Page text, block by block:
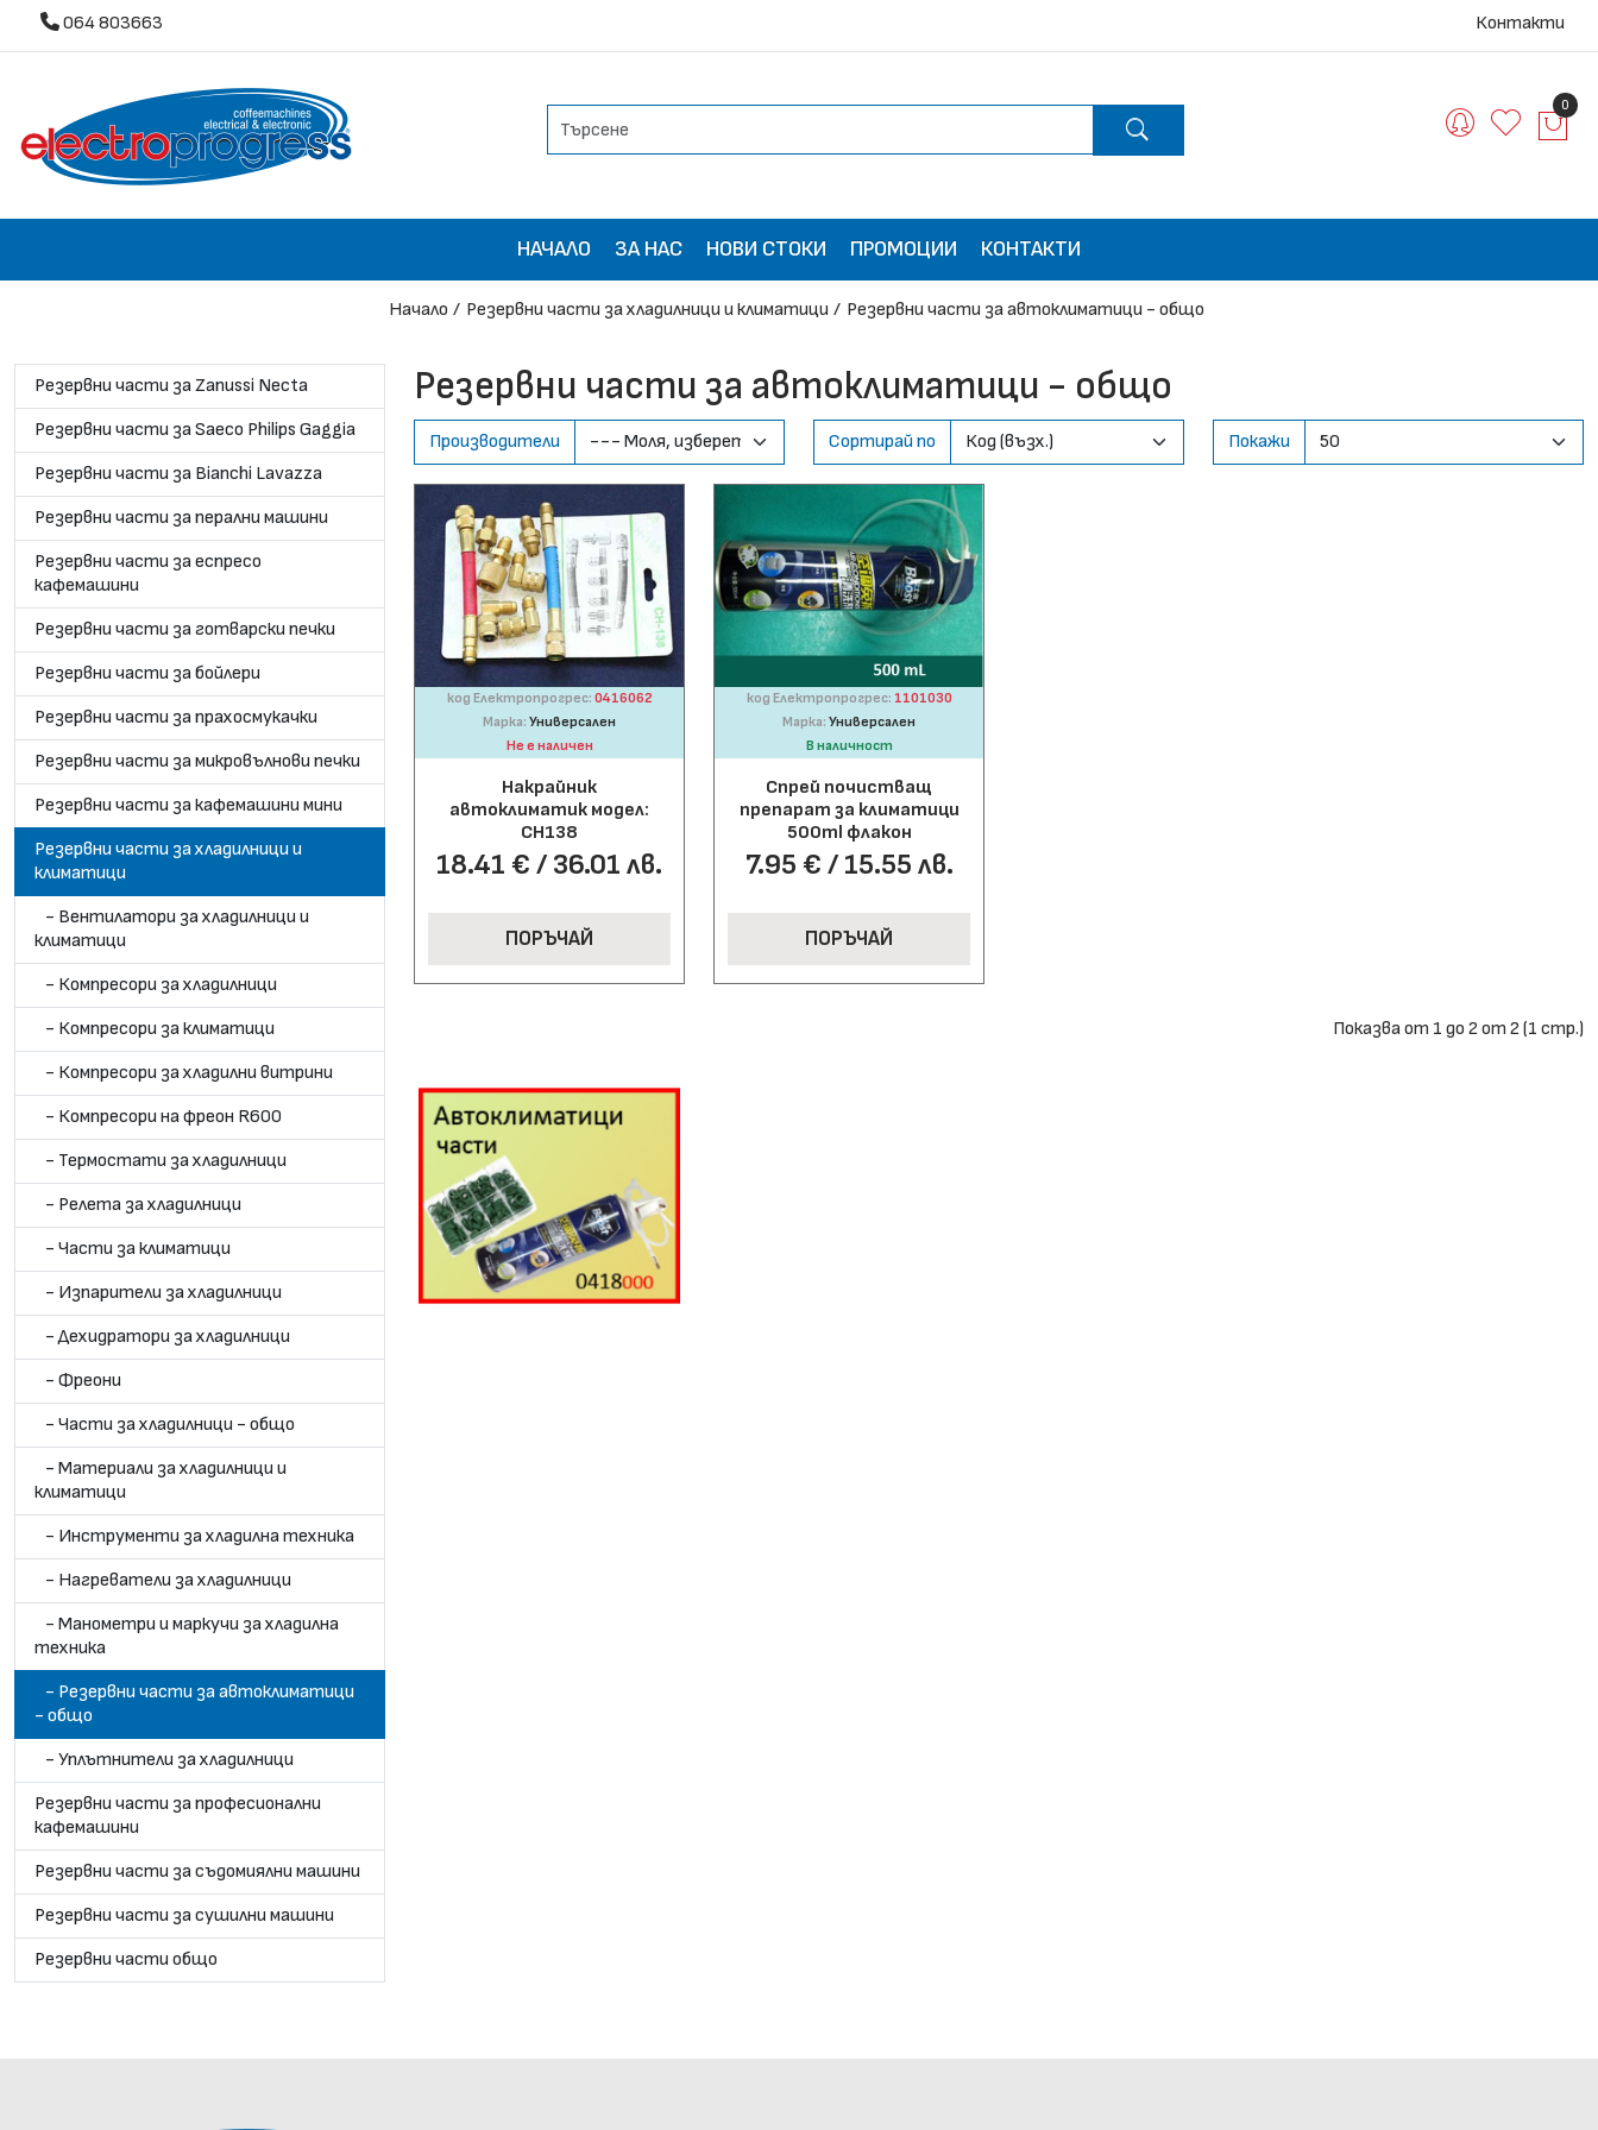
064 803663 Контакти
0
НАЧАЛО ЗА НАС НОВИ СТОКИ ПРОМОЦИИ КОНТАКТИ
Начало Резервни части за хладилници и климатици Резервни части за автоклиматици - общо
Резервни части за Zanussi Necta
Резервни части за Saeco Philips Gaggia
Резервни части за Bianchi Lavazza
Резервни части за перални машини
Резервни части за еспресо
кафемашини
Резервни части за готварски печки
Резервни части за бойлери
Резервни части за прахосмукачки
Резервни части за микровълнови печки
Резервни части за кафемашини мини
Резервни части за хладилници и
климатици
- Вентилатори за хладилници и
климатици
- Компресори за хладилници
- Компресори за климатици
- Компресори за хладилни витрини
- Компресори на фреон R600
- Термостати за хладилници
- Релета за хладилници
- Части за климатици
- Изпарители за хладилници
- Дехидратори за хладилници
- Фреони
- Части за хладилници - общо
- Материали за хладилници и
климатици
- Инструменти за хладилна техника
- Нагреватели за хладилници
- Манометри и маркучи за хладилна
техника
- Резервни части за автоклиматици
- общо
- Уплътнители за хладилници
Резервни части за професионални
кафемашини
Резервни части за съдомиялни машини
Резервни части за сушилни машини
Резервни части общо
Резервни части за автоклиматици - общо
Производители Сортирай по Покажи
код Електропрогрес: 0416062
Марка: Универсален
Не е наличен
Накрайник
автоклиматик модел:
СН138
18.41 € / 36.01 лв.
ПОРЪЧАЙ
код Електропрогрес: 1101030
Марка: Универсален
В наличност
Спрей почистващ
препарат за климатици
500ml флакон
7.95 € / 15.55 лв.
ПОРЪЧАЙ
Показва от 1 до 2 от 2 (1 стр.)